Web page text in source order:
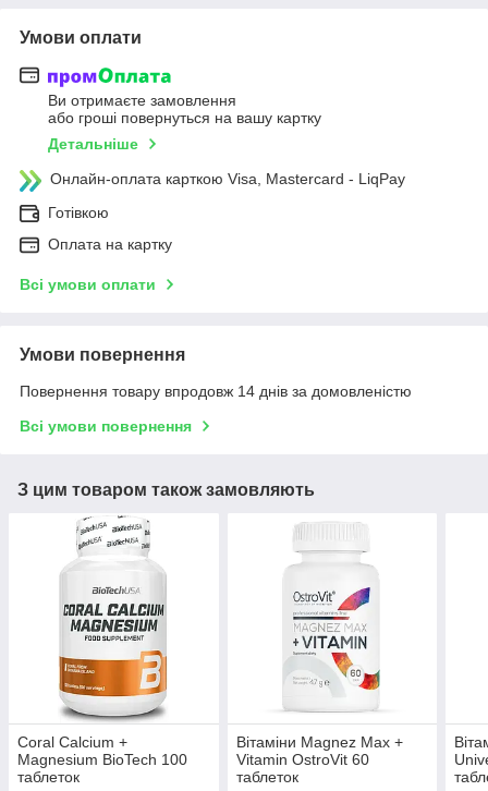
Умови оплати
Ви отримаєте замовлення
або гроші повернуться на вашу картку
Детальніше
Онлайн-оплата карткою Visa, Mastercard - LiqPay
Готівкою
Оплата на картку
Всі умови оплати
Умови повернення
Повернення товару впродовж 14 днів за домовленістю
Всі умови повернення
З цим товаром також замовляють
Coral Calcium +
Magnesium BioTech 100
таблеток
Вітаміни Magnez Max +
Vitamin OstroVit 60
таблеток